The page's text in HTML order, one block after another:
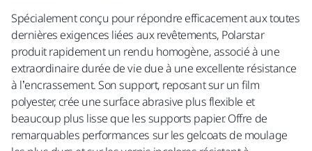
Spécialement conçu pour répondre efficacement aux toutes
dernières exigences liées aux revêtements, Polarstar
produit rapidement un rendu homogène, associé à une
extraordinaire durée de vie due à une excellente résistance
à l’encrassement. Son support, reposant sur un film
polyester, crée une surface abrasive plus flexible et
beaucoup plus lisse que les supports papier. Offre de
remarquables performances sur les gelcoats de moulage